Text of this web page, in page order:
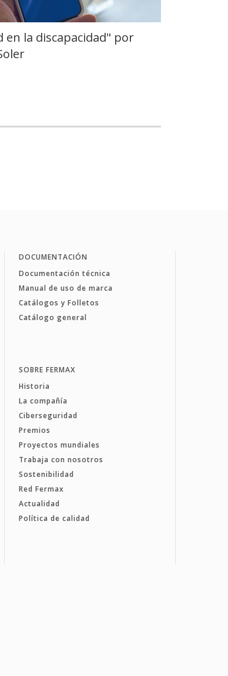
en la discapacidad" por
DOCUMENTACIÓN
Documentación técnica
Manual de uso de marca
Catálogos y Folletos
Catálogo general
SOBRE FERMAX
Historia
La compañía
Ciberseguridad
Premios
Proyectos mundiales
Trabaja con nosotros
Sostenibilidad
Red Fermax
Actualidad
Política de calidad